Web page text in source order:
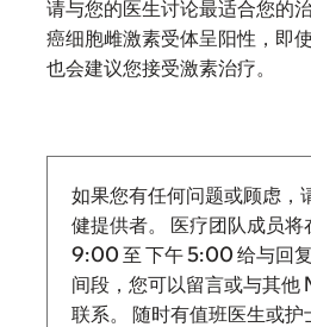
请与您的医生讨论最适合您的
癌细胞雌激素受体呈阳性，即
也会建议您接受激素治疗。
如果您有任何问题或顾虑，
健提供者。 医疗团队成员将
9:00 至 下午 5:00 给与回复
间段，您可以留言或与其他
联系。 随时有值班医生或护